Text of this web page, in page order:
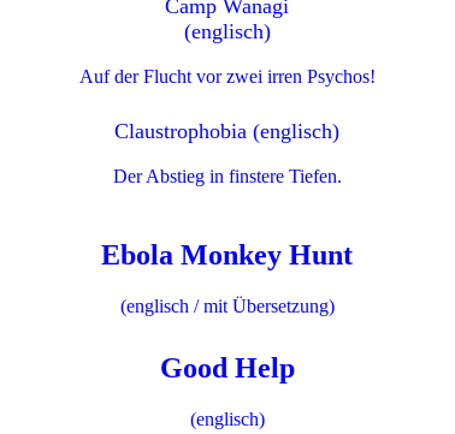
Camp Wanagi
(englisch)
Auf der Flucht vor zwei irren Psychos!
Claustrophobia (englisch)
Der Abstieg in finstere Tiefen.
Ebola Monkey Hunt
(englisch / mit Übersetzung)
Good Help
(englisch)